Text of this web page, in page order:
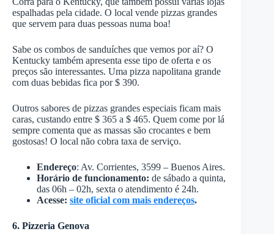
espalhadas pela cidade. O local vende pizzas grandes
que servem para duas pessoas numa boa!
Sabe os combos de sanduíches que vemos por aí? O
Kentucky também apresenta esse tipo de oferta e os
preços são interessantes. Uma pizza napolitana grande
com duas bebidas fica por $ 390.
Outros sabores de pizzas grandes especiais ficam mais
caras, custando entre $ 365 a $ 465. Quem come por lá
sempre comenta que as massas são crocantes e bem
gostosas! O local não cobra taxa de serviço.
Endereço: Av. Corrientes, 3599 – Buenos Aires.
Horário de funcionamento: de sábado a quinta,
das 06h – 02h, sexta o atendimento é 24h.
Acesse: site oficial com mais endereços.
6. Pizzeria Genova